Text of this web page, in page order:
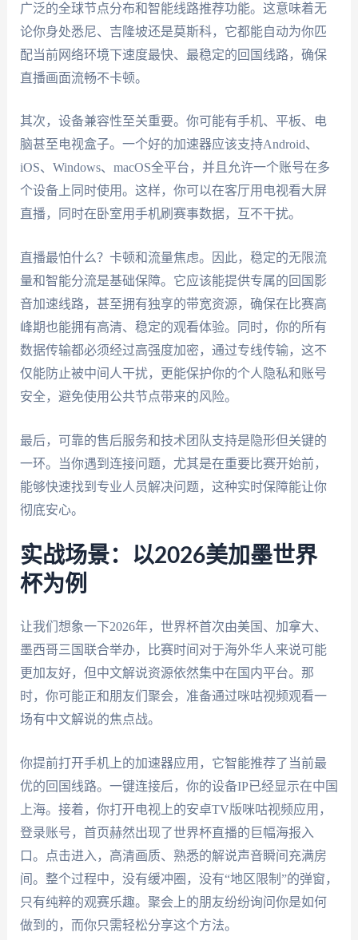
广泛的全球节点分布和智能线路推荐功能。这意味着无
论你身处悉尼、吉隆坡还是莫斯科，它都能自动为你匹
配当前网络环境下速度最快、最稳定的回国线路，确保
直播画面流畅不卡顿。
其次，设备兼容性至关重要。你可能有手机、平板、电
脑甚至电视盒子。一个好的加速器应该支持Android、
iOS、Windows、macOS全平台，并且允许一个账号在多
个设备上同时使用。这样，你可以在客厅用电视看大屏
直播，同时在卧室用手机刷赛事数据，互不干扰。
直播最怕什么？卡顿和流量焦虑。因此，稳定的无限流
量和智能分流是基础保障。它应该能提供专属的回国影
音加速线路，甚至拥有独享的带宽资源，确保在比赛高
峰期也能拥有高清、稳定的观看体验。同时，你的所有
数据传输都必须经过高强度加密，通过专线传输，这不
仅能防止被中间人干扰，更能保护你的个人隐私和账号
安全，避免使用公共节点带来的风险。
最后，可靠的售后服务和技术团队支持是隐形但关键的
一环。当你遇到连接问题，尤其是在重要比赛开始前，
能够快速找到专业人员解决问题，这种实时保障能让你
彻底安心。
实战场景：以2026美加墨世界
杯为例
让我们想象一下2026年，世界杯首次由美国、加拿大、
墨西哥三国联合举办，比赛时间对于海外华人来说可能
更加友好，但中文解说资源依然集中在国内平台。那
时，你可能正和朋友们聚会，准备通过咪咕视频观看一
场有中文解说的焦点战。
你提前打开手机上的加速器应用，它智能推荐了当前最
优的回国线路。一键连接后，你的设备IP已经显示在中国
上海。接着，你打开电视上的安卓TV版咪咕视频应用，
登录账号，首页赫然出现了世界杯直播的巨幅海报入
口。点击进入，高清画质、熟悉的解说声音瞬间充满房
间。整个过程中，没有缓冲圈，没有“地区限制”的弹窗，
只有纯粹的观赛乐趣。聚会上的朋友纷纷询问你是如何
做到的，而你只需轻松分享这个方法。